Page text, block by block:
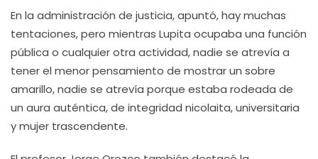
En la administración de justicia, apuntó, hay muchas
tentaciones, pero mientras Lupita ocupaba una función
pública o cualquier otra actividad, nadie se atrevía a
tener el menor pensamiento de mostrar un sobre
amarillo, nadie se atrevía porque estaba rodeada de
un aura auténtica, de integridad nicolaita, universitaria
y mujer trascendente.